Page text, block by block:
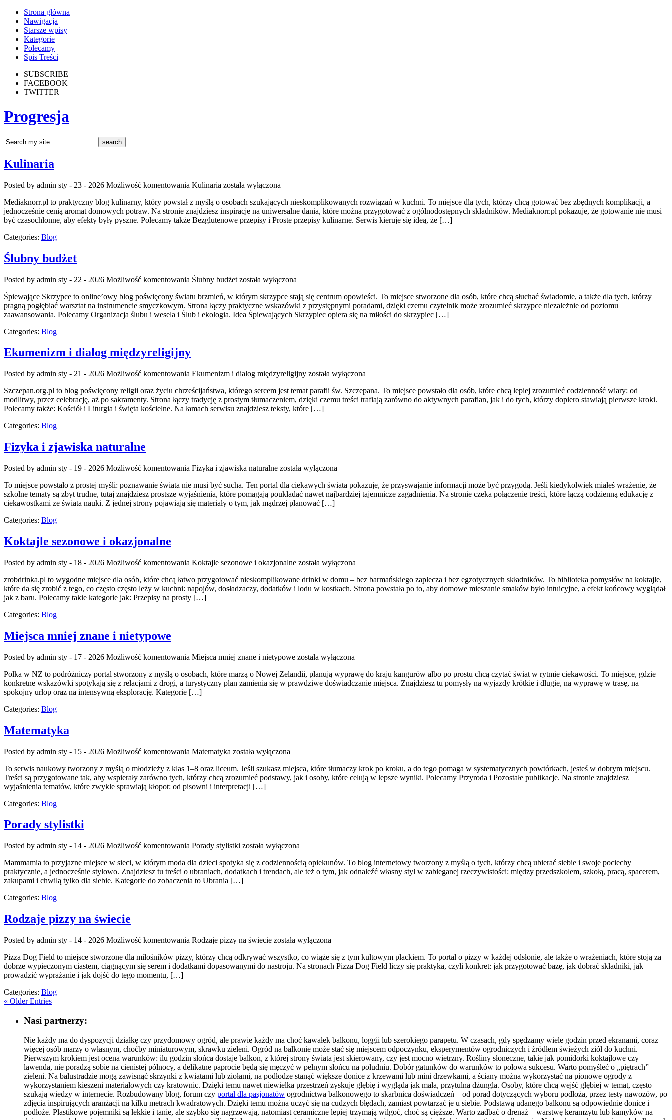
Strona główna
Nawigacja
Starsze wpisy
Kategorie
Polecamy
Spis Treści
SUBSCRIBE
FACEBOOK
TWITTER
Progresja
Kulinaria
Posted by admin sty - 23 - 2026 Możliwość komentowania Kulinaria została wyłączona
Mediaknorr.pl to praktyczny blog kulinarny, który powstał z myślą o osobach szukających nieskomplikowanych rozwiązań w kuchni. To miejsce dla tych, którzy chcą gotować bez zbędnych komplikacji, a
jednocześnie cenią aromat domowych potraw. Na stronie znajdziesz inspiracje na uniwersalne dania, które można przygotować z ogólnodostępnych składników. Mediaknorr.pl pokazuje, że gotowanie nie musi
być czasochłonne, aby efekty były pyszne. Polecamy także Bezglutenowe przepisy i Proste przepisy kulinarne. Serwis kieruje się ideą, że […]
Categories: Blog
Ślubny budżet
Posted by admin sty - 22 - 2026 Możliwość komentowania Ślubny budżet została wyłączona
Śpiewające Skrzypce to online’owy blog poświęcony światu brzmień, w którym skrzypce stają się centrum opowieści. To miejsce stworzone dla osób, które chcą słuchać świadomie, a także dla tych, którzy
pragną pogłębiać warsztat na instrumencie smyczkowym. Strona łączy praktyczne wskazówki z przystępnymi poradami, dzięki czemu czytelnik może zrozumieć skrzypce niezależnie od poziomu
zaawansowania. Polecamy Organizacja ślubu i wesela i Ślub i ekologia. Idea Śpiewających Skrzypiec opiera się na miłości do skrzypiec […]
Categories: Blog
Ekumenizm i dialog międzyreligijny
Posted by admin sty - 21 - 2026 Możliwość komentowania Ekumenizm i dialog międzyreligijny została wyłączona
Szczepan.org.pl to blog poświęcony religii oraz życiu chrześcijaństwa, którego sercem jest temat parafii św. Szczepana. To miejsce powstało dla osób, które chcą lepiej zrozumieć codzienność wiary: od
modlitwy, przez celebrację, aż po sakramenty. Strona łączy tradycję z prostym tłumaczeniem, dzięki czemu treści trafiają zarówno do aktywnych parafian, jak i do tych, którzy dopiero stawiają pierwsze kroki.
Polecamy także: Kościół i Liturgia i święta kościelne. Na łamach serwisu znajdziesz teksty, które […]
Categories: Blog
Fizyka i zjawiska naturalne
Posted by admin sty - 19 - 2026 Możliwość komentowania Fizyka i zjawiska naturalne została wyłączona
To miejsce powstało z prostej myśli: poznawanie świata nie musi być sucha. Ten portal dla ciekawych świata pokazuje, że przyswajanie informacji może być przygodą. Jeśli kiedykolwiek miałeś wrażenie, że
szkolne tematy są zbyt trudne, tutaj znajdziesz prostsze wyjaśnienia, które pomagają poukładać nawet najbardziej tajemnicze zagadnienia. Na stronie czeka połączenie treści, które łączą codzienną edukację z
ciekawostkami ze świata nauki. Z jednej strony pojawiają się materiały o tym, jak mądrzej planować […]
Categories: Blog
Koktajle sezonowe i okazjonalne
Posted by admin sty - 18 - 2026 Możliwość komentowania Koktajle sezonowe i okazjonalne została wyłączona
zrobdrinka.pl to wygodne miejsce dla osób, które chcą łatwo przygotować nieskomplikowane drinki w domu – bez barmańskiego zaplecza i bez egzotycznych składników. To biblioteka pomysłów na koktajle,
które da się zrobić z tego, co często często leży w kuchni: napojów, dosładzaczy, dodatków i lodu w kostkach. Strona powstała po to, aby domowe mieszanie smaków było intuicyjne, a efekt końcowy wyglądał
jak z baru. Polecamy takie kategorie jak: Przepisy na prosty […]
Categories: Blog
Miejsca mniej znane i nietypowe
Posted by admin sty - 17 - 2026 Możliwość komentowania Miejsca mniej znane i nietypowe została wyłączona
Polka w NZ to podróżniczy portal stworzony z myślą o osobach, które marzą o Nowej Zelandii, planują wyprawę do kraju kangurów albo po prostu chcą czytać świat w rytmie ciekawości. To miejsce, gdzie
konkretne wskazówki spotykają się z relacjami z drogi, a turystyczny plan zamienia się w prawdziwe doświadczanie miejsca. Znajdziesz tu pomysły na wyjazdy krótkie i długie, na wyprawę w trasę, na
spokojny urlop oraz na intensywną eksplorację. Kategorie […]
Categories: Blog
Matematyka
Posted by admin sty - 15 - 2026 Możliwość komentowania Matematyka została wyłączona
To serwis naukowy tworzony z myślą o młodzieży z klas 1–8 oraz liceum. Jeśli szukasz miejsca, które tłumaczy krok po kroku, a do tego pomaga w systematycznych powtórkach, jesteś w dobrym miejscu.
Treści są przygotowane tak, aby wspierały zarówno tych, którzy chcą zrozumieć podstawy, jak i osoby, które celują w lepsze wyniki. Polecamy Przyroda i Pozostałe publikacje. Na stronie znajdziesz
wyjaśnienia tematów, które zwykle sprawiają kłopot: od pisowni i interpretacji […]
Categories: Blog
Porady stylistki
Posted by admin sty - 14 - 2026 Możliwość komentowania Porady stylistki została wyłączona
Mammamia to przyjazne miejsce w sieci, w którym moda dla dzieci spotyka się z codziennością opiekunów. To blog internetowy tworzony z myślą o tych, którzy chcą ubierać siebie i swoje pociechy
praktycznie, a jednocześnie stylowo. Znajdziesz tu treści o ubraniach, dodatkach i trendach, ale też o tym, jak odnaleźć własny styl w zabieganej rzeczywistości: między przedszkolem, szkołą, pracą, spacerem,
zakupami i chwilą tylko dla siebie. Kategorie do zobaczenia to Ubrania […]
Categories: Blog
Rodzaje pizzy na świecie
Posted by admin sty - 14 - 2026 Możliwość komentowania Rodzaje pizzy na świecie została wyłączona
Pizza Dog Field to miejsce stworzone dla miłośników pizzy, którzy chcą odkrywać wszystko, co wiąże się z tym kultowym plackiem. To portal o pizzy w każdej odsłonie, ale także o wrażeniach, które stoją za
dobrze wypieczonym ciastem, ciągnącym się serem i dodatkami dopasowanymi do nastroju. Na stronach Pizza Dog Field liczy się praktyka, czyli konkret: jak przygotować bazę, jak dobrać składniki, jak
prowadzić wyprażanie i jak dojść do tego momentu, […]
Categories: Blog
« Older Entries
Nasi partnerzy:
Nie każdy ma do dyspozycji działkę czy przydomowy ogród, ale prawie każdy ma choć kawałek balkonu, loggii lub szerokiego parapetu. W czasach, gdy spędzamy wiele godzin przed ekranami, coraz
więcej osób marzy o własnym, choćby miniaturowym, skrawku zieleni. Ogród na balkonie może stać się miejscem odpoczynku, eksperymentów ogrodniczych i źródłem świeżych ziół do kuchni.
Pierwszym krokiem jest ocena warunków: ilu godzin słońca dostaje balkon, z której strony świata jest skierowany, czy jest mocno wietrzny. Rośliny słoneczne, takie jak pomidorki koktajlowe czy
lawenda, nie poradzą sobie na cienistej północy, a delikatne paprocie będą się męczyć w pełnym słońcu na południu. Dobór gatunków do warunków to połowa sukcesu. Warto pomyśleć o „piętrach”
zieleni. Na balustradzie mogą zawisnąć skrzynki z kwiatami lub ziołami, na podłodze stanąć większe donice z krzewami lub mini drzewkami, a ściany można wykorzystać na pionowe ogrody z
wykorzystaniem kieszeni materiałowych czy kratownic. Dzięki temu nawet niewielka przestrzeń zyskuje głębię i wygląda jak mała, przytulna dżungla. Osoby, które chcą wejść głębiej w temat, często
szukają wiedzy w internecie. Rozbudowany blog, forum czy portal dla pasjonatów ogrodnictwa balkonowego to skarbnica doświadczeń – od porad dotyczących wyboru podłoża, przez testy nawozów, po
zdjęcia inspirujących aranżacji na kilku metrach kwadratowych. Dzięki temu można uczyć się na cudzych błędach, zamiast powtarzać je u siebie. Podstawą udanego balkonu są odpowiednie donice i
podłoże. Plastikowe pojemniki są lekkie i tanie, ale szybko się nagrzewają, natomiast ceramiczne lepiej trzymają wilgoć, choć są cięższe. Warto zadbać o drenaż – warstwę keramzytu lub kamyków na